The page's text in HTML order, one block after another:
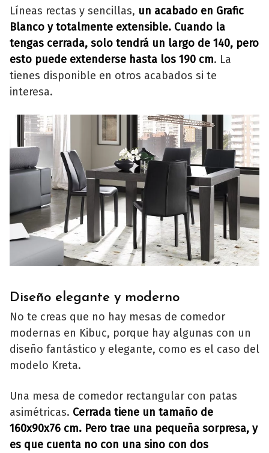
Líneas rectas y sencillas, un acabado en Grafic
Blanco y totalmente extensible. Cuando la
tengas cerrada, solo tendrá un largo de 140, pero
esto puede extenderse hasta los 190 cm. La
tienes disponible en otros acabados si te
interesa.
Diseño elegante y moderno
No te creas que no hay mesas de comedor
modernas en Kibuc, porque hay algunas con un
diseño fantástico y elegante, como es el caso del
modelo Kreta.
Una mesa de comedor rectangular con patas
asimétricas. Cerrada tiene un tamaño de
160x90x76 cm. Pero trae una pequeña sorpresa, y
es que cuenta no con una sino con dos